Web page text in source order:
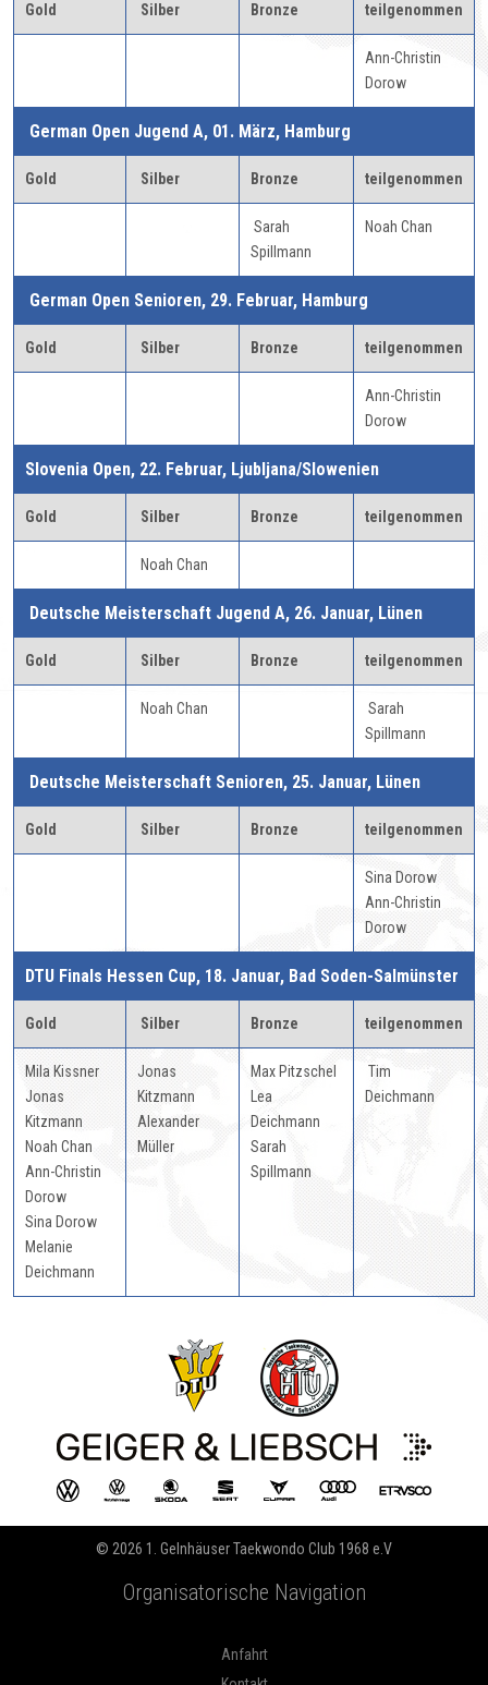
Gold Silber Bronze teilgenommen
Ann-Christin
Dorow
German Open Jugend A, 01. März, Hamburg
Gold Silber Bronze teilgenommen
Sarah
Spillmann
Noah Chan
German Open Senioren, 29. Februar, Hamburg
Gold Silber Bronze teilgenommen
Ann-Christin
Dorow
Slovenia Open, 22. Februar, Ljubljana/Slowenien
Gold Silber Bronze teilgenommen
Noah Chan
Deutsche Meisterschaft Jugend A, 26. Januar, Lünen
Gold Silber Bronze teilgenommen
Noah Chan
Sarah
Spillmann
Deutsche Meisterschaft Senioren, 25. Januar, Lünen
Gold Silber Bronze teilgenommen
Sina Dorow
Ann-Christin
Dorow
DTU Finals Hessen Cup, 18. Januar, Bad Soden-Salmünster
Gold Silber Bronze teilgenommen
Mila Kissner
Jonas
Kitzmann
Noah Chan
Ann-Christin
Dorow
Sina Dorow
Melanie
Deichmann
Jonas
Kitzmann
Alexander
Müller
Max Pitzschel
Lea
Deichmann
Sarah
Spillmann
Tim
Deichmann
© 2026 1. Gelnhäuser Taekwondo Club 1968 e.V
Organisatorische Navigation
Anfahrt